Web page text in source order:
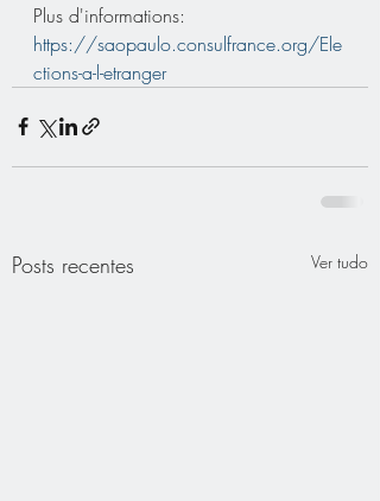
Plus d'informations:
https://saopaulo.consulfrance.org/Ele
ctions-a-l-etranger
Posts recentes Ver tudo